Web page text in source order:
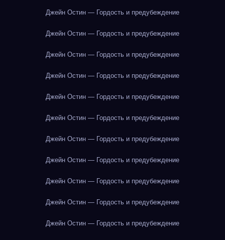
Джейн Остин — Гордость и предубеждение
Джейн Остин — Гордость и предубеждение
Джейн Остин — Гордость и предубеждение
Джейн Остин — Гордость и предубеждение
Джейн Остин — Гордость и предубеждение
Джейн Остин — Гордость и предубеждение
Джейн Остин — Гордость и предубеждение
Джейн Остин — Гордость и предубеждение
Джейн Остин — Гордость и предубеждение
Джейн Остин — Гордость и предубеждение
Джейн Остин — Гордость и предубеждение